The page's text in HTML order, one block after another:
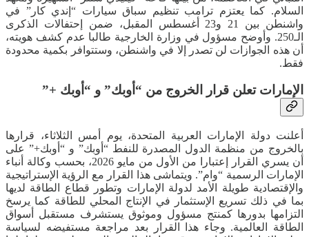
السلام. كما يعتزم ترامب تنظيم سباق سيارات “إندي كار” في
واشنطن بين 21 و23 أغسطس المقبل، ضمن إحتفالات الذكرى
الـ250. وأوضح مسؤول في وزارة الخارجية طالبا عدم كشف هويته،
أن هذه الجوازات لن تصدر إلا في واشنطن، وستتوافر بكمية محدودة
فقط.
الإمارات تعلن قرار الخروج من “أوبك” و “أوبك +”
أعلنت دولة الإمارات العربية المتحدة، يوم أمس الثلاثاء، قرارها
بالخروج من منظمة الدول المصدرة للنفط “أوبك” و “أوبك+” على
أن يسري القرار إعتبارا من الأول من مايو 2026، بحسب وكالة أنباء
الإمارات الرسمية “وام”. ويتماشى هذا القرار مع الرؤية الإستراتيجية
والإقتصادية طويلة الأمد لدولة الإمارات وتطور قطاع الطاقة لديها
بما في ذلك تسريع الإستثمار في الإنتاج المحلي للطاقة كما يرسخ
التزامها بدورها كمنتج مسؤول وموثوق يستشرف مستقبل أسواق
الطاقة العالمية. وجاء هذا القرار بعد مراجعة مستفيضه لسياسة